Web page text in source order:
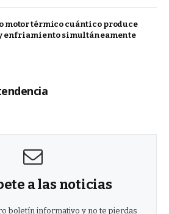
motor térmico cuántico produce
enfriamiento simultáneamente
a las noticias
boletín informativo y no te pierdas